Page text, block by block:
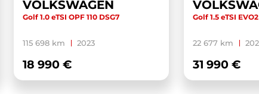
VOLKSWAGEN
Golf 1.0 eTSI OPF 110 DSG7
115 698 km 2023
18 990 €
Golf 1.5 eTSI
22 677 km
31 990 €